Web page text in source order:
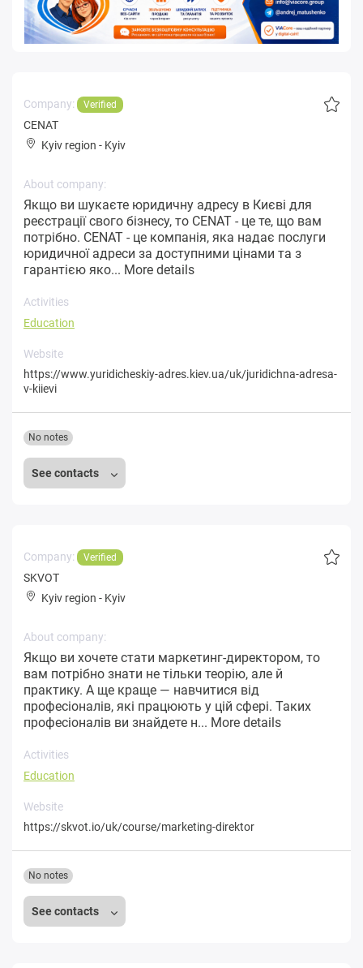
Company: Verified
CENAT
Kyiv region - Kyiv
About company:
Якщо ви шукаєте юридичну адресу в Києві для
реєстрації свого бізнесу, то CENAT - це те, що вам
потрібно. CENAT - це компанія, яка надає послуги
юридичної адреси за доступними цінами та з
гарантією яко... More details
Activities
Education
Website
https://www.yuridicheskiy-adres.kiev.ua/uk/juridichna-adresa-
v-kiievi
See contacts
No notes
Company: Verified
SKVOT
Kyiv region - Kyiv
About company:
Якщо ви хочете стати маркетинг-директором, то
вам потрібно знати не тільки теорію, але й
практику. А ще краще — навчитися від
професіоналів, які працюють у цій сфері. Таких
професіоналів ви знайдете н... More details
Activities
Education
Website
https://skvot.io/uk/course/marketing-direktor
See contacts
No notes